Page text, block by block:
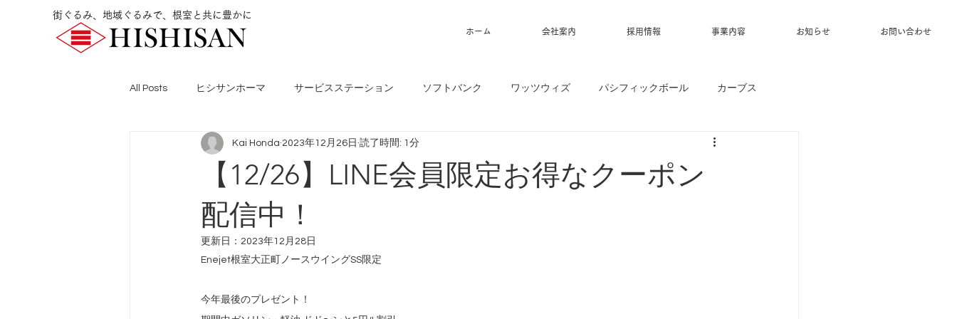
街ぐるみ、地域ぐるみで、根室と共に豊かに
ホーム 会社案内 採用情報 事業内容 お知らせ お問い合わせ
All Posts ヒシサンホーマ サービスステーション ソフトバンク ワッツウィズ パシフィックボール カーブス
【12/26】LINE会員限定お得なクーポン
配信中！
Kai Honda 2023年12月26日 読了時間: 1分
更新日： 2023年12月28日
Enejet根室大正町ノースウイングSS限定
今年最後のプレゼント！